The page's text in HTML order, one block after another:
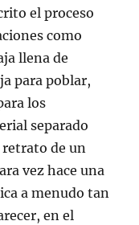
el proceso
como
llena de
para poblar,
los
separado
retrato de un
vez hace una
a menudo tan
en el